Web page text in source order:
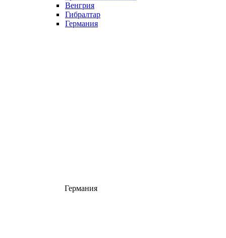
Венгрия
Гибралтар
Германия
Германия